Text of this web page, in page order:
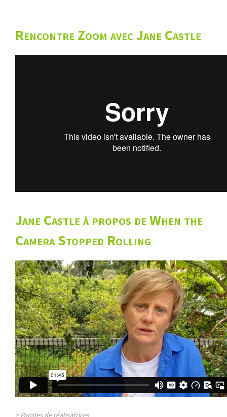
Rencontre Zoom avec Jane Castle
Jane Castle à propos de When the
Camera Stopped Rolling
> Paroles de réalisatrices